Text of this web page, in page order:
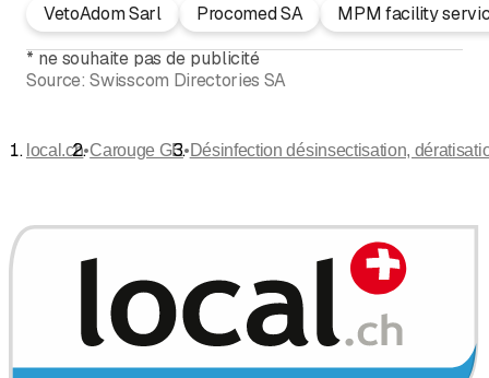
VetoAdom Sarl Procomed SA
MPM facility
* ne souhaite pas de publicité
Source: Swisscom Directories SA
local.ch•Carouge GE•Désinfection désinsectisation,